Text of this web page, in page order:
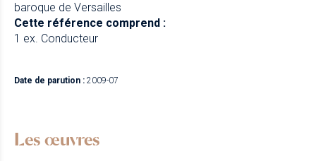
baroque de Versailles
Cette référence comprend :
1 ex. Conducteur
Date de parution : 2009-07
Les œuvres